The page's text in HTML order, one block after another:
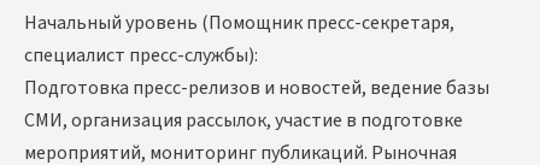
Начальный уровень (Помощник пресс-секретаря,
специалист пресс-службы):
Подготовка пресс-релизов и новостей, ведение базы
СМИ, организация рассылок, участие в подготовке
мероприятий, мониторинг публикаций. Рыночная